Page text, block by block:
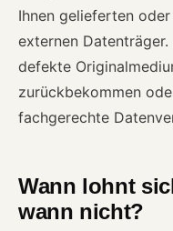
Ihnen gelieferten
externen
defekte
zurückbekommen
fachgerechte
Wann lohnt
wann nicht?